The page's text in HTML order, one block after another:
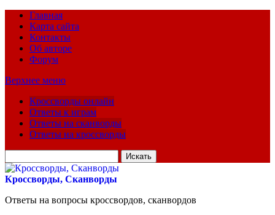
Главная
Карта сайта
Контакты
Об авторе
Форум
Верхнее меню
Кроссворды онлайн
Ответы к играм
Ответы на сканворды
Ответы на кроссворды
для:
Кроссворды, Сканворды
Ответы на вопросы кроссвордов, сканвордов